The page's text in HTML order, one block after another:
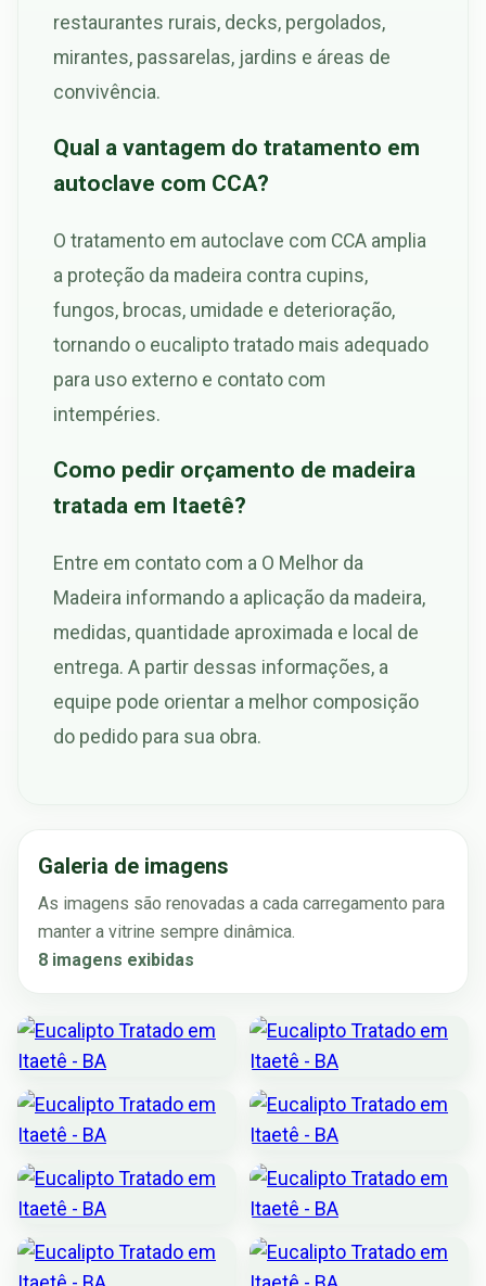
restaurantes rurais, decks, pergolados,
mirantes, passarelas, jardins e áreas de
convivência.
Qual a vantagem do tratamento em
autoclave com CCA?
O tratamento em autoclave com CCA amplia
a proteção da madeira contra cupins,
fungos, brocas, umidade e deterioração,
tornando o eucalipto tratado mais adequado
para uso externo e contato com
intempéries.
Como pedir orçamento de madeira
tratada em Itaetê?
Entre em contato com a O Melhor da
Madeira informando a aplicação da madeira,
medidas, quantidade aproximada e local de
entrega. A partir dessas informações, a
equipe pode orientar a melhor composição
do pedido para sua obra.
Galeria de imagens
As imagens são renovadas a cada carregamento para
manter a vitrine sempre dinâmica.
8 imagens exibidas